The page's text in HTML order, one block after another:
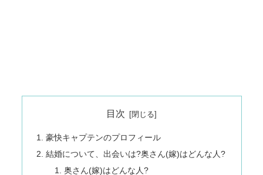
目次
豪快キャプテンのプロフィール
結婚について、出会いは?奥さん(嫁)はどんな人?
奥さん(嫁)はどんな人?